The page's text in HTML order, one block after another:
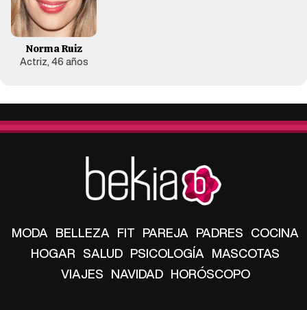
Norma Ruiz
Actriz, 46 años
MODA BELLEZA FIT PAREJA PADRES COCINA
HOGAR SALUD PSICOLOGÍA MASCOTAS
VIAJES NAVIDAD HORÓSCOPO